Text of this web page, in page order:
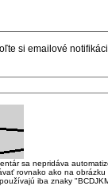
si emailové
sa nepridáva
rovnako ako na
iba znaky